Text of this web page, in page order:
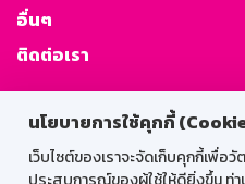
นโยบายการใช้คุกกี้
เว็บไซต์ของเราจะจัดเก็บคุกกี้เพื่อ
อื่นๆ
ติดต่อเรา
GSB